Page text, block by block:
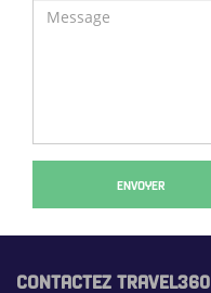
ENVOYER
CONTACTEZ TRAVEL360